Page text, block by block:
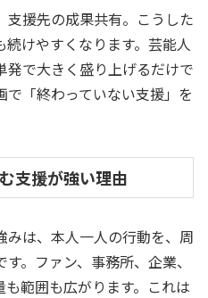
支援先の成果共有。こうした
けやすくなります。芸能人
発で大きく盛り上げるだけで
「終わっていない支援」を
支援が強い理由
は、本人一人の行動を、周
。ファン、事務所、企業、
範囲も広がります。これは